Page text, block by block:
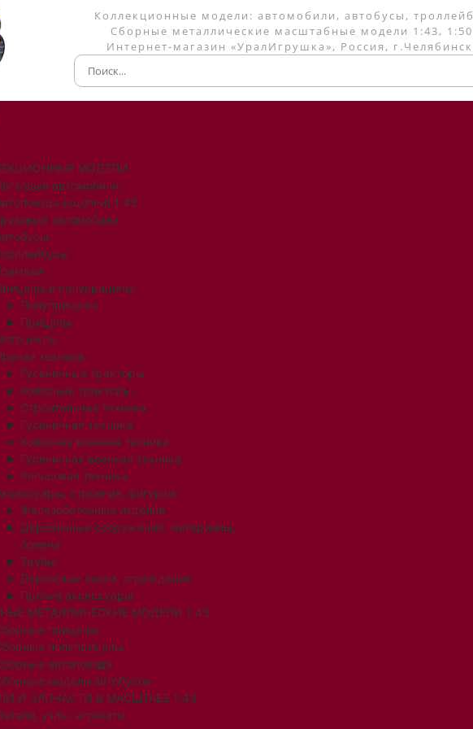
Коллекционные модели: автомобили, автобусы,
Сборные металлические масштабные модели 1:43,
Интернет-магазин «УралИгрушка», Россия,
МОДЕЛИ
автомобили
(сцепки) 1:43
автомобили
и полуприцепы
Полуприцепы
Прицепы
техника
Гусеничные тракторы
Колесные тракторы
Строительная техника
Гусеничная техника
Колесная военная техника
Гусеничная военная техника
Рельсовая техника
строения, фигурки
Железобетонные изделия
Деревянные сооружения, материалы,
бревна
Трубы
Дорожные знаки, ограждения
Прочие аксессуары
МЕТАЛЛИЧЕСКИЕ МОДЕЛИ 1:43
прицепы
полуприцепы
автопоезда
модели автобусов
И ЗАПЧАСТИ В МАСШТАБЕ 1:43
узлы, агрегаты